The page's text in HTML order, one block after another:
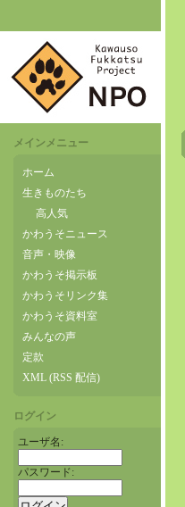
メインメニュー
ホーム
生きものたち
高人気
かわうそニュース
音声・映像
かわうそ掲示板
かわうそリンク集
かわうそ資料室
みんなの声
定款
XML (RSS 配信)
ログイン
ユーザ名:
パスワード: